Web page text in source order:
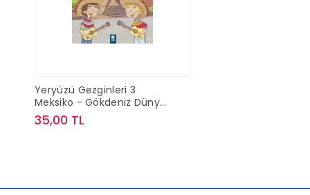
Yeryüzü Gezginleri 3
Meksiko - Gökdeniz Dünya
Turunda
35,00 TL